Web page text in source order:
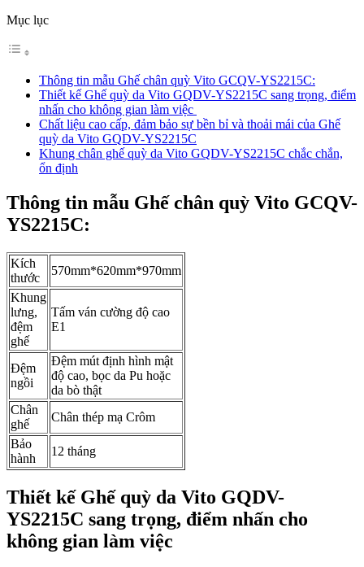
Mục lục
Thông tin mẫu Ghế chân quỳ Vito GCQV-YS2215C:
Thiết kế Ghế quỳ da Vito GQDV-YS2215C sang trọng, điểm
nhấn cho không gian làm việc
Chất liệu cao cấp, đảm bảo sự bền bỉ và thoải mái của Ghế
quỳ da Vito GQDV-YS2215C
Khung chân ghế quỳ da Vito GQDV-YS2215C chắc chắn,
ổn định
Thông tin mẫu Ghế chân quỳ Vito GCQV-
YS2215C:
Kích
thước
570mm*620mm*970mm
Khung
lưng,
đệm
ghế
Tấm ván cường độ cao
E1
Đệm
ngồi
Đệm mút định hình mật
độ cao, bọc da Pu hoặc
da bò thật
Chân
ghế
Chân thép mạ Crôm
Bảo
hành
12 tháng
Thiết kế Ghế quỳ da Vito GQDV-
YS2215C sang trọng, điểm nhấn cho
không gian làm việc